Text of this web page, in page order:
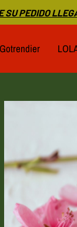
SU PEDIDO
Gotrendier